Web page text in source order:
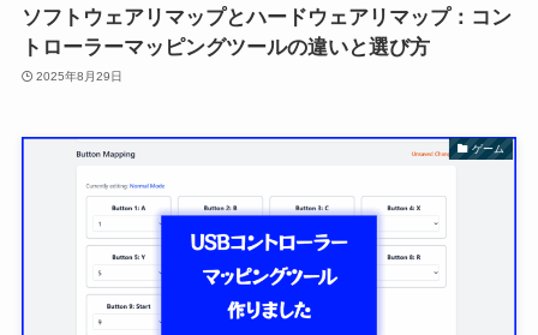
ソフトウェアリマップとハードウェアリマップ：コン
トローラーマッピングツールの違いと選び方
2025年8月29日
ゲーム